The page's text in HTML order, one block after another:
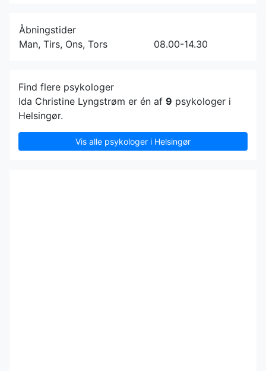
Åbningstider
Man, Tirs, Ons, Tors
08.00-14.30
Find flere psykologer
Ida Christine Lyngstrøm er én af 9 psykologer i
Helsingør.
Vis alle psykologer i Helsingør